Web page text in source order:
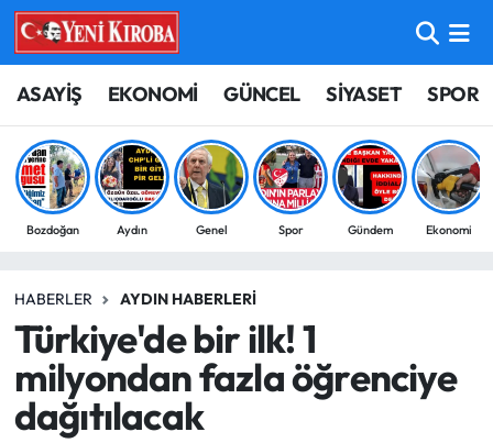
ASAYİŞ EKONOMİ GÜNCEL SİYASET SPOR
Bozdoğan Aydın Genel Spor Gündem Ekonomi
HABERLER AYDIN HABERLERI
Türkiye'de bir ilk! 1
milyondan fazla öğrenciye
dağıtılacak
ASAYİŞ
BİLİM-TEKNOLOJİ
ÇEVRE
EĞİTİM
EKONOMİ
GÜNCEL
Aydın Nöbetçi Eczaneler
Aydın Hava Durumu
Aydin Namaz Vakitleri
Süper Lig Puan Durumu ve Fikstür
Tüm Manşetler
Son Dakika Haberleri